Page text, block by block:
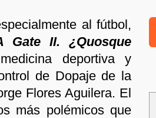
al fútbol,
Gate II. ¿Quosque
deportiva y
de Dopaje de la
Flores Aguilera. El
más polémicos que